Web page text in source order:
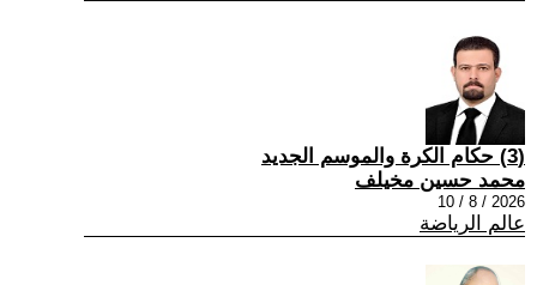
(3) حكام الكرة والموسم الجديد
محمد حسين مخيلف
2026 / 8 / 10
عالم الرياضة